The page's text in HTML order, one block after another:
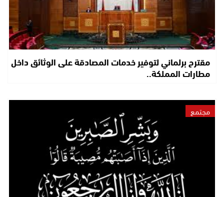
مقترح برلماني لتوفير خدمات المصادقة على الوثائق داخل
مطارات المملكة..
مجتمع